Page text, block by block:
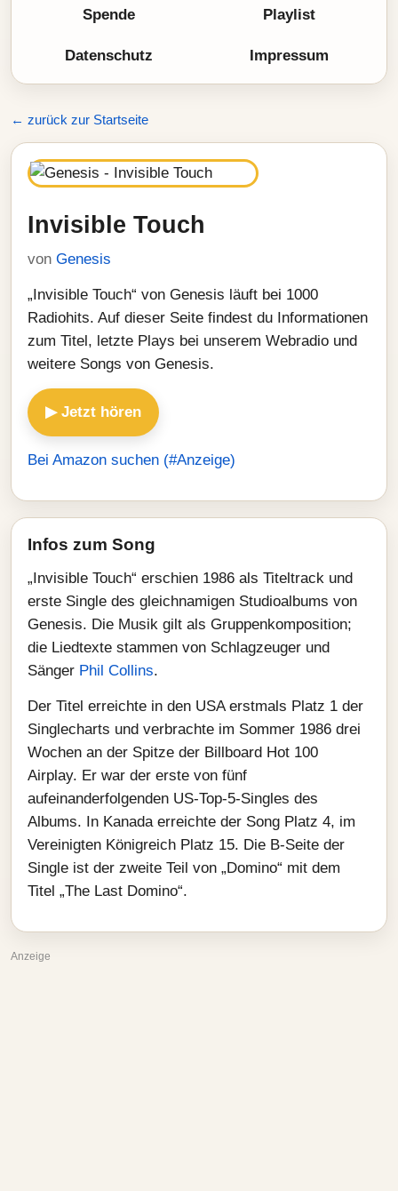
Spende Playlist
Datenschutz Impressum
← zurück zur Startseite
Invisible Touch
von Genesis
„Invisible Touch“ von Genesis läuft bei 1000
Radiohits. Auf dieser Seite findest du Informationen
zum Titel, letzte Plays bei unserem Webradio und
weitere Songs von Genesis.
▶ Jetzt hören
Bei Amazon suchen (#Anzeige)
Infos zum Song
„Invisible Touch“ erschien 1986 als Titeltrack und
erste Single des gleichnamigen Studioalbums von
Genesis. Die Musik gilt als Gruppenkomposition;
die Liedtexte stammen von Schlagzeuger und
Sänger Phil Collins.
Der Titel erreichte in den USA erstmals Platz 1 der
Singlecharts und verbrachte im Sommer 1986 drei
Wochen an der Spitze der Billboard Hot 100
Airplay. Er war der erste von fünf
aufeinanderfolgenden US-Top‑5-Singles des
Albums. In Kanada erreichte der Song Platz 4, im
Vereinigten Königreich Platz 15. Die B-Seite der
Single ist der zweite Teil von „Domino“ mit dem
Titel „The Last Domino“.
Anzeige